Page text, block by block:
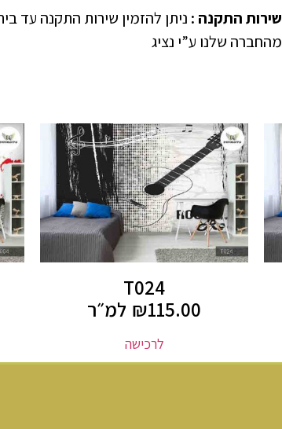
שירות התקנה : ניתן להזמין שירות התקנה עד
מהחברה שלנו ע”י נציג
T024
₪115.00 למ״ר
לרכישה